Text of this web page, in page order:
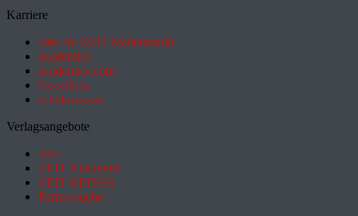
Karriere
Jobs im ZEIT Stellenmarkt
academics
academics.com
GoodJobs
e-fellows.net
Verlagsangebote
Abo
ZEIT Akademie
ZEIT REISEN
Partnersuche